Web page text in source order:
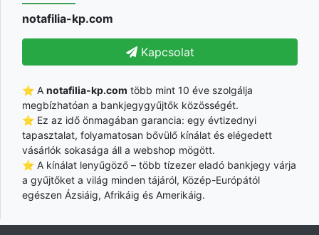
notafilia-kp.com
Kapcsolat
⭐ A notafilia-kp.com több mint 10 éve szolgálja
megbízhatóan a bankjegygyűjtők közösségét.
⭐ Ez az idő önmagában garancia: egy évtizednyi
tapasztalat, folyamatosan bővülő kínálat és elégedett
vásárlók sokasága áll a webshop mögött.
⭐ A kínálat lenyűgöző – több tízezer eladó bankjegy várja
a gyűjtőket a világ minden tájáról, Közép-Európától
egészen Ázsiáig, Afrikáig és Amerikáig.